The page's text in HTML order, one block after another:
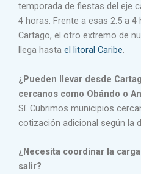
temporada de fiestas del eje
4 horas. Frente a esas 2.5 a
Cartago, el otro extremo de
llega hasta el litoral Caribe.
¿Pueden llevar desde
cercanos como Obándo o
Sí. Cubrimos municipios
cotización adicional según la
¿Necesita coordinar la
salir?